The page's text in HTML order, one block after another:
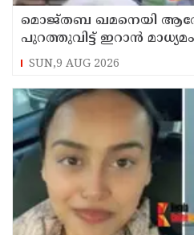
മൊജ്തബ ഖമനെയി
പുറത്തുവിട്ട് ഇറാന്‍ മാധ്യമം
SUN,9 AUG 2026